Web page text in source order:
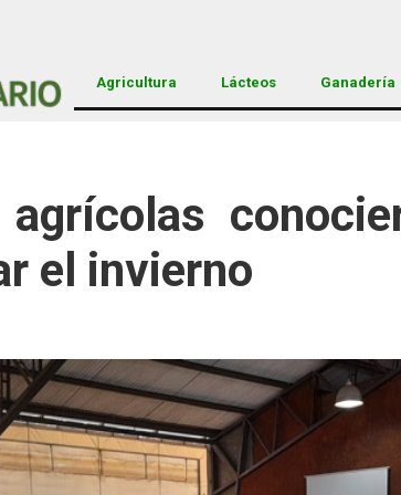
Agricultura Lácteos Ganadería
agrícolas
el invierno